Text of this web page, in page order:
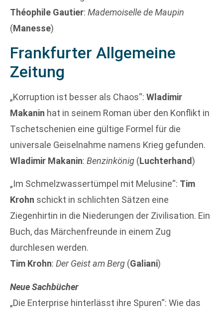
Théophile Gautier: Mademoiselle de Maupin
(Manesse)
Frankfurter Allgemeine
Zeitung
„Korruption ist besser als Chaos“: Wladimir
Makanin hat in seinem Roman über den Konflikt in
Tschetschenien eine gültige Formel für die
universale Geiselnahme namens Krieg gefunden.
Wladimir Makanin: Benzinkönig (Luchterhand)
„Im Schmelzwassertümpel mit Melusine“: Tim
Krohn schickt in schlichten Sätzen eine
Ziegenhirtin in die Niederungen der Zivilisation. Ein
Buch, das Märchenfreunde in einem Zug
durchlesen werden.
Tim Krohn: Der Geist am Berg (Galiani)
Neue Sachbücher
„Die Enterprise hinterlässt ihre Spuren“: Wie das